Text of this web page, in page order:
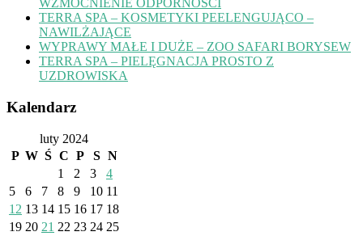
WZMOCNIENIE ODPORNOŚCI
TERRA SPA – KOSMETYKI PEELENGUJĄCO –
NAWILŻAJĄCE
WYPRAWY MAŁE I DUŻE – ZOO SAFARI BORYSEW
TERRA SPA – PIELĘGNACJA PROSTO Z
UZDROWISKA
Kalendarz
luty 2024
P W Ś C P S N
1
2 3
4
5
6 7 8 9 10 11
12 13 14 15 16 17 18
19 20 21 22 23 24 25